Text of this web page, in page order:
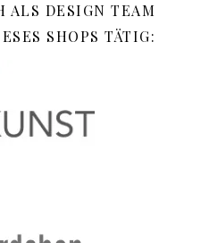
DESIGN TEAM
SHOPS TÄTIG: